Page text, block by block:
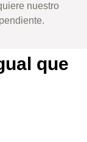
nuestro
que